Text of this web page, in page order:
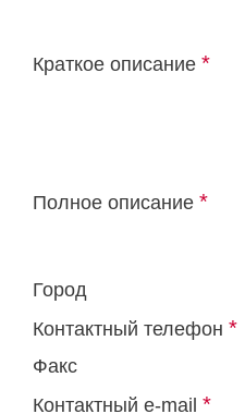
Краткое описание *
Полное описание *
Город
Контактный телефон *
Факс
Контактный e-mail *